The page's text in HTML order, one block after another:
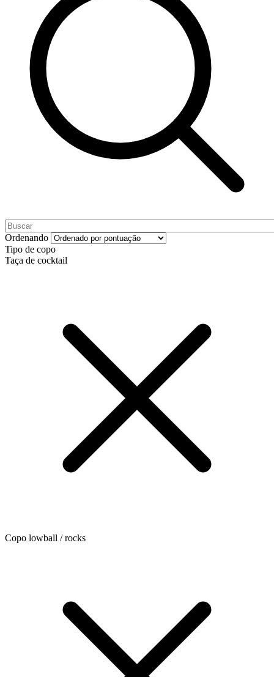
Ordenando
Tipo de copo
Taça de cocktail
Copo lowball / rocks